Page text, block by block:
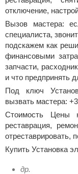
отключение,
Вызов мастера:
специалиста,
подскажем как
финансовыми
запчасти,
и что предпринять
Под ключ
вызвать мастера:
Стоимость Цены
реставрация,
отреставрировать,
Купить Установка
др.